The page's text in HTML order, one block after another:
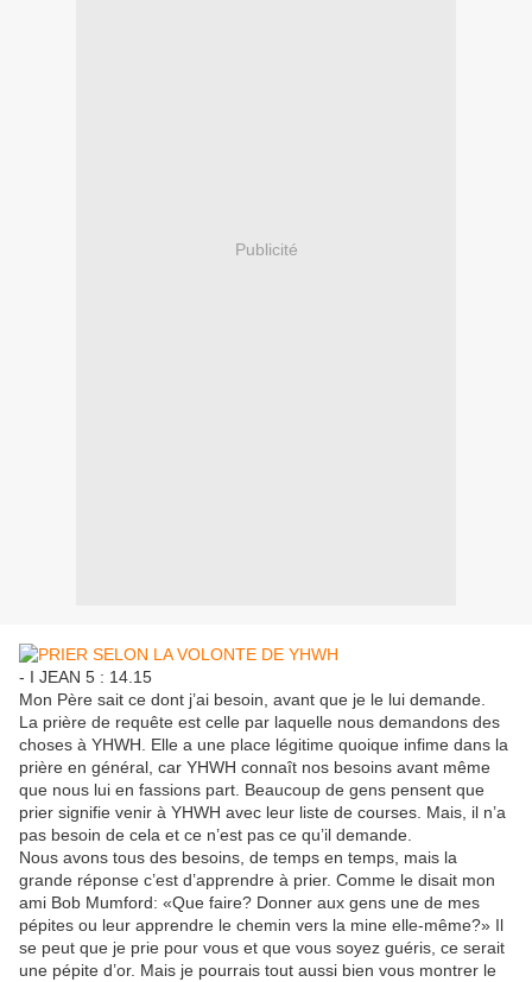
Publicité
- I JEAN 5 : 14.15
Mon Père sait ce dont j’ai besoin, avant que je le lui demande.
La prière de requête est celle par laquelle nous demandons des
choses à YHWH. Elle a une place légitime quoique infime dans la
prière en général, car YHWH connaît nos besoins avant même
que nous lui en fassions part. Beaucoup de gens pensent que
prier signifie venir à YHWH avec leur liste de courses. Mais, il n’a
pas besoin de cela et ce n’est pas ce qu’il demande.
Nous avons tous des besoins, de temps en temps, mais la
grande réponse c’est d’apprendre à prier. Comme le disait mon
ami Bob Mumford: «Que faire? Donner aux gens une de mes
pépites ou leur apprendre le chemin vers la mine elle-même?» Il
se peut que je prie pour vous et que vous soyez guéris, ce serait
une pépite d’or. Mais je pourrais tout aussi bien vous montrer le